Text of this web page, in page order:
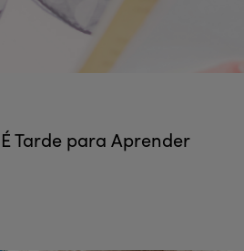
Tarde para Aprender